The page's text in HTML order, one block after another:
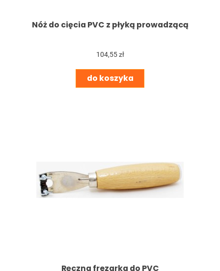
Nóż do cięcia PVC z płyką prowadzącą
104,55 zł
do koszyka
Ręczna frezarka do PVC